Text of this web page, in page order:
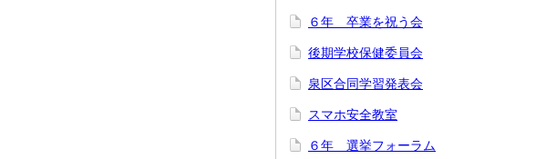
６年 卒業を祝う会
後期学校保健委員会
泉区合同学習発表会
スマホ安全教室
６年 選挙フォーラム